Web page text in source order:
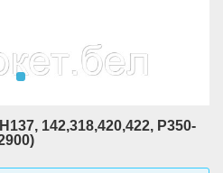
142,318,420,422, P350-